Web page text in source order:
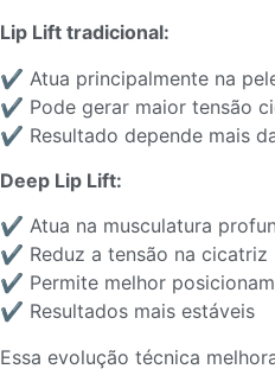
Lip Lift tradicional:
✔️ Atua principalmente na
✔️ Pode gerar maior tensão
✔️ Resultado depende mais
Deep Lip Lift:
✔️ Atua na musculatura
✔️ Reduz a tensão na cicatriz
✔️ Permite melhor
✔️ Resultados mais estáveis
Essa evolução técnica